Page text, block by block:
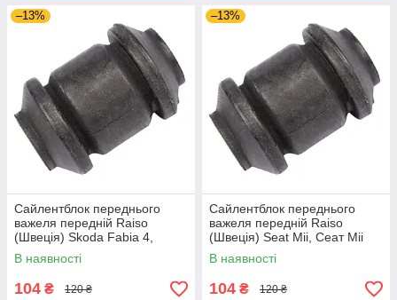
–13%
Сайлентблок переднього
важеля передній Raiso
(Швеція) Skoda Fabia 4,
Шкода Фабія 4 21- #RL-
1J0182V UAJJVOC4
В наявності
104 ₴ 120 ₴
–13%
Сайлентблок переднього
важеля передній Raiso
(Швеція) Seat Mii, Сеат Міі
11-19 #RL-1J0182V
UAAVQUI4
В наявності
104 ₴ 120 ₴